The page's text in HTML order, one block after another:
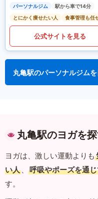
パーソナルジム
駅から車で14分
とにかく痩せたい人
食事管理も任
公式サイトを見る
丸亀駅のパーソナルジム
丸亀駅のヨガを
ヨガは、激しい運動よりも
い人 、 呼吸やポーズを通
す。